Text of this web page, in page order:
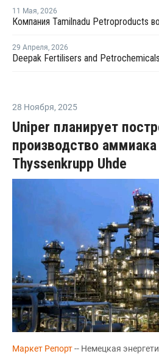
11 Мая, 2026
29 Апреля, 2026
28 Ноября, 2025
Uniper планирует
производство
Thyssenkrupp Uhde
Маркет Репорт-- Немецкая